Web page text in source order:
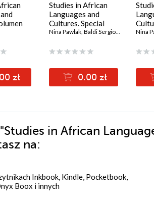
zł
Studies in African
Languages and
Cultures. Special
Issue 2024
Nina Pawlak, Baldi Sergio,Shu'aibu
0.00 zł
Nina
"Studies in African
na:
Inkbook, Kindle, Pocketbook,
Boox i innych